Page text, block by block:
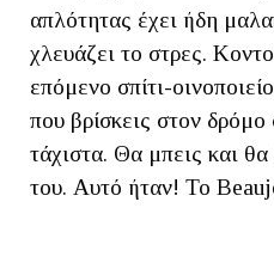
απλότητας έχει ήδη
χλευάζει το στρες.
επόμενο σπίτι-
που βρίσκεις στον
τάχιστα. Θα μπεις και
του. Αυτό ήταν! Το